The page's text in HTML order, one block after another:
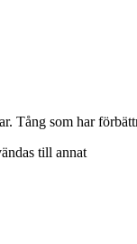
som har
till annat